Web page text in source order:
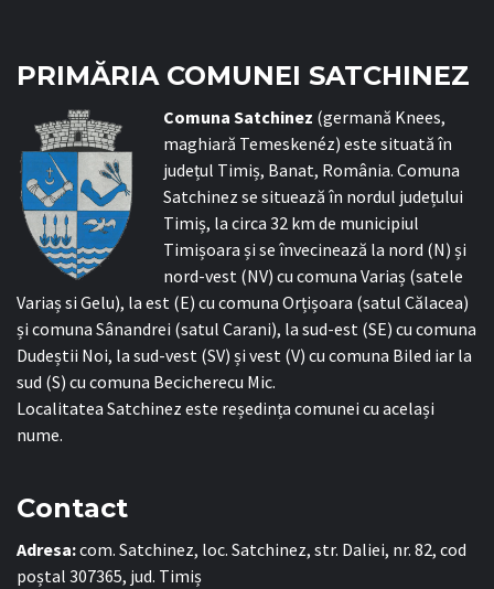
PRIMĂRIA COMUNEI SATCHINEZ
Comuna Satchinez (germană Knees,
maghiară Temeskenéz) este situată în
județul Timiș, Banat, România. Comuna
Satchinez se situează în nordul județului
Timiș, la circa 32 km de municipiul
Timișoara și se învecinează la nord (N) și
nord-vest (NV) cu comuna Variaș (satele
Variaș si Gelu), la est (E) cu comuna Orțișoara (satul Călacea)
și comuna Sânandrei (satul Carani), la sud-est (SE) cu comuna
Dudeștii Noi, la sud-vest (SV) și vest (V) cu comuna Biled iar la
sud (S) cu comuna Becicherecu Mic.
Localitatea Satchinez este reședința comunei cu același
nume.
Contact
Adresa:com. Satchinez, loc. Satchinez, str. Daliei, nr. 82, cod
poștal 307365, jud. Timiș